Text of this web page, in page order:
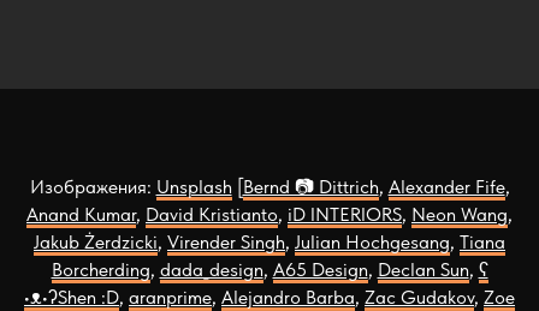
Изображения: Unsplash Bernd 📷 Dittrich, Alexander Fife,
Anand Kumar, David Kristianto, iD INTERIORS, Neon Wang,
Jakub Żerdzicki, Virender Singh, Julian Hochgesang, Tiana
Borcherding, dada_design, A65 Design, Declan Sun, ʕ
•ᴥ•ʔShen :D, aranprime, Alejandro Barba, Zac Gudakov, Zoe